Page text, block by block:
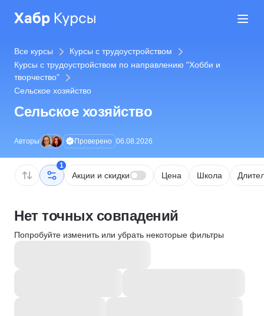
Все курсы
Курсы с трудоустройством
Курсы с трудоустройством по направлению "Хобби и
творчество"
Сельское хозяйство
Сельское хозяйство
Авторы Проверено 06.08.2026
1
Акции и скидки Цена Школа
Нет точных совпадений
Попробуйте изменить или убрать некоторые фильтры